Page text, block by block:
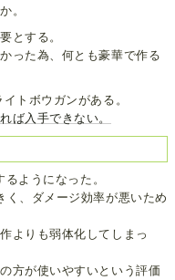
。
とする。
った為、何とも豪華で作る
トボウガンがある。
ば入手できない。
ようになった。
く、ダメージ効率が悪いため
よりも弱体化してしまっ
方が使いやすいという評価